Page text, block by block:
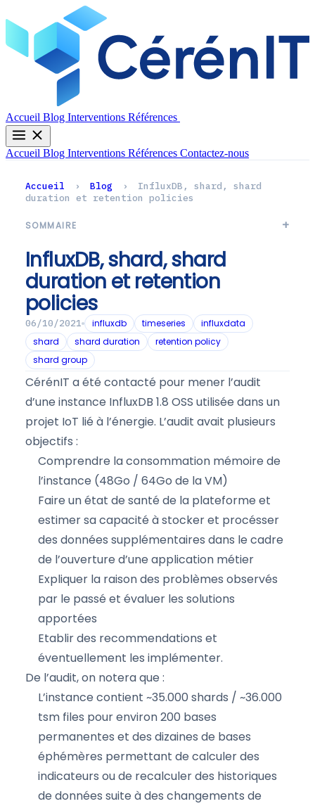
Accueil Blog Interventions Références
Accueil Blog Interventions Références Contactez-nous
Accueil › Blog ›
InfluxDB, shard, shard
duration et retention policies
SOMMAIRE
InfluxDB, shard, shard
duration et retention
policies
06/10/2021 influxdb timeseries
influxdata
shard
shard duration
retention policy
shard group
CérénIT a été contacté pour mener l’audit
d’une instance InfluxDB 1.8 OSS utilisée dans un
projet IoT lié à l’énergie. L’audit avait plusieurs
objectifs :
Comprendre la consommation mémoire de
l’instance (48Go / 64Go de la VM)
Faire un état de santé de la plateforme et
estimer sa capacité à stocker et procésser
des données supplémentaires dans le cadre
de l’ouverture d’une application métier
Expliquer la raison des problèmes observés
par le passé et évaluer les solutions
apportées
Etablir des recommendations et
éventuellement les implémenter.
De l’audit, on notera que :
L’instance contient ~35.000 shards / ~36.000
tsm files pour environ 200 bases
permanentes et des dizaines de bases
éphémères permettant de calculer des
indicateurs ou de recalculer des historiques
de données suite à des changements de